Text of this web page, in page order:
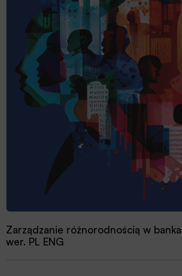
Zarządzanie różnorodnością w
wer. PL ENG